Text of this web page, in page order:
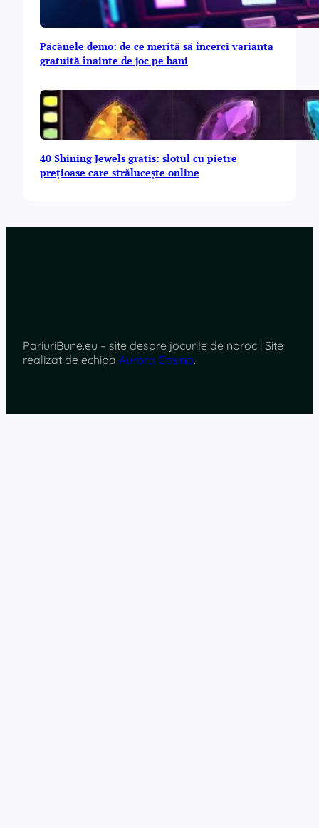
Păcănele demo: de ce merită să încerci varianta
gratuită înainte de joc pe bani
40 Shining Jewels gratis: slotul cu pietre
prețioase care strălucește online
PariuriBune.eu – site despre jocurile de noroc | Site
realizat de echipa Aurora Casino.